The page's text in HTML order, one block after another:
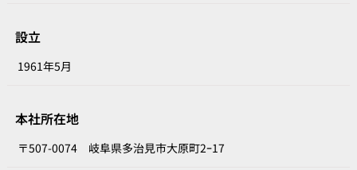
設立
1961年5月
本社所在地
〒507-0074 岐阜県多治見市大原町2ｰ17